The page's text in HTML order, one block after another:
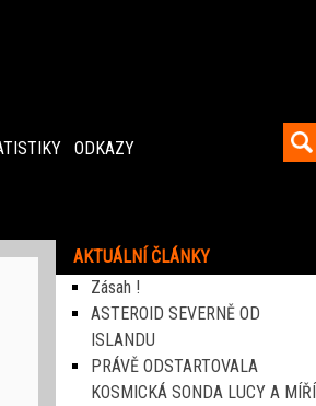
ODKAZY
AKTUÁLNÍ ČLÁNKY
Zásah !
ASTEROID SEVERNĚ OD
ISLANDU
PRÁVĚ ODSTARTOVALA
KOSMICKÁ SONDA LUCY A MÍŘÍ